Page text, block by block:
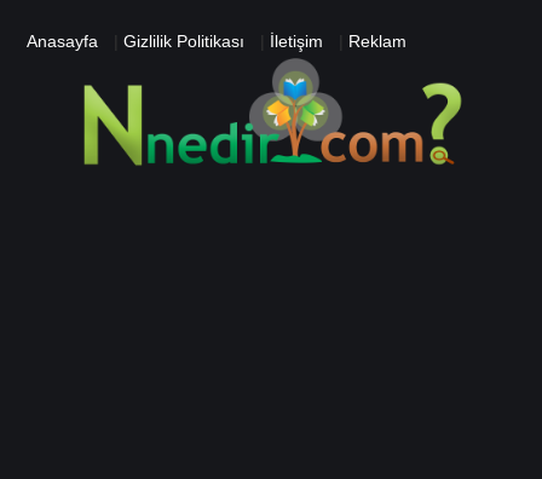
Anasayfa |Gizlilik Politikası İletişim Reklam